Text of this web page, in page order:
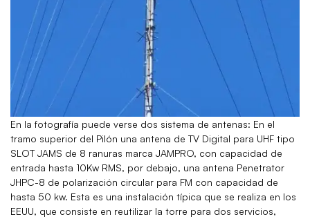
En la fotografía puede verse dos sistema de antenas: En el
tramo superior del Pilón una antena de TV Digital para UHF tipo
SLOT JAMS de 8 ranuras marca JAMPRO, con capacidad de
entrada hasta 10Kw RMS, por debajo, una antena Penetrator
JHPC-8 de polarización circular para FM con capacidad de
hasta 50 kw. Esta es una instalación típica que se realiza en los
EEUU, que consiste en reutilizar la torre para dos servicios,